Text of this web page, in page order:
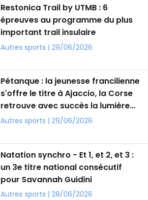
Restonica Trail by UTMB : 6
épreuves au programme du plus
important trail insulaire
Autres sports | 29/06/2026
Pétanque : la jeunesse francilienne
s'offre le titre à Ajaccio, la Corse
retrouve avec succès la lumière
des championnats de France
Autres sports | 29/06/2026
Natation synchro - Et 1, et 2, et 3 :
un 3e titre national consécutif
pour Savannah Guidini
Autres sports | 28/06/2026